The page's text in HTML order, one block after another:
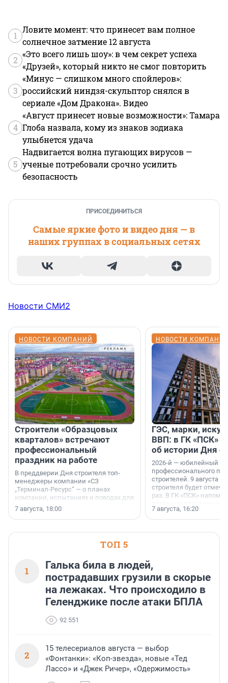
1
Ловите момент: что принесет вам полное
солнечное затмение 12 августа
2
«Это всего лишь шоу»: в чем секрет успеха
«Друзей», который никто не смог повторить
3
«Минус — слишком много спойлеров»:
российский ниндзя-скульптор снялся в
сериале «Дом Дракона». Видео
4
«Август принесет новые возможности»: Тамара
Глоба назвала, кому из знаков зодиака
улыбнется удача
5
Надвигается волна пугающих вирусов —
ученые потребовали срочно усилить
безопасность
ПРИСОЕДИНИТЬСЯ
Самые яркие фото и видео дня — в
наших группах в социальных сетях
Новости СМИ2
НОВОСТИ КОМПАНИЙ
Строители «Образцовых
кварталов» встречают
профессиональный
праздник на работе
В преддверии Дня строителя топ-
менеджеры компании «СЗ
„Терминал-Ресурс“ — о планах
компании, испытаниях и поводах для
осторожного оптимизма.
7 августа, 18:00
НОВОСТИ
ГЭС, марки,
ВВП: в ГК «ПСК»
об истории Дня
2026-й — юбилейный
профессионального
строителей. 9 августа
строителя будет
раз. В ГК «ПСК»
поменялась роль
7 августа, 16:20
ТОП 5
1
Галька била в людей,
пострадавших грузили в скорые
на лежаках. Что происходило в
Геленджике после атаки БПЛА
92 551
2
15 телесериалов августа — выбор
«Фонтанки»: «Коп-звезда», новые «Тед
Лассо» и «Джек Ричер», «Одержимость»